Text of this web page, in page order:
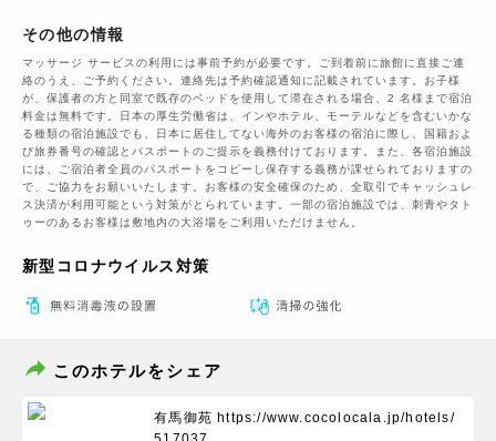
その他の情報
マッサージ サービスの利用には事前予約が必要です。ご到着前に旅館に直接ご連
絡のうえ、ご予約ください。連絡先は予約確認通知に記載されています。お子様
が、保護者の方と同室で既存のベッドを使用して滞在される場合、2 名様まで宿泊
料金は無料です。日本の厚生労働省は、インやホテル、モーテルなどを含むいかな
る種類の宿泊施設でも、日本に​居住してない海外のお客様の宿泊に際し、国籍およ
び旅券番号の確認とパスポートのご提示を義務付け​ております。また、各宿泊施設
には、ご宿泊者全員のパスポートをコピーし保存する義務が課せられておりますの​
で、ご協力をお願いいたします。お客様の安全確保のため、全取引でキャッシュレ
ス決済が利用可能という対策がとられています。一部の宿泊施設では、刺青やタト
ゥーのあるお客様は敷地内の大浴場をご利用いただけません。
新型コロナウイルス対策
このホテルをシェア
有馬御苑 https://www.cocolocala.jp/hotels/